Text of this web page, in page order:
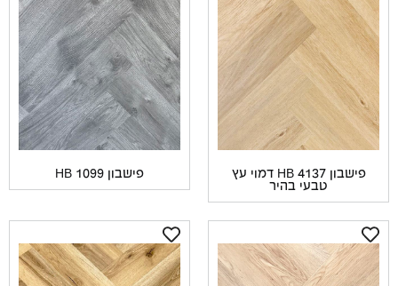
פישבון 4137 HB דמוי עץ
טבעי בהיר
פישבון 1099 HB